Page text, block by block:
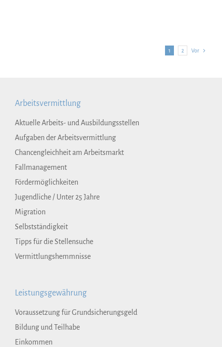
1 2 Vor
Arbeitsvermittlung
Aktuelle Arbeits- und Ausbildungsstellen
Aufgaben der Arbeitsvermittlung
Chancengleichheit am Arbeitsmarkt
Fallmanagement
Fördermöglichkeiten
Jugendliche / Unter 25 Jahre
Migration
Selbstständigkeit
Tipps für die Stellensuche
Vermittlungshemmnisse
Leistungsgewährung
Voraussetzung für Grundsicherungsgeld
Bildung und Teilhabe
Einkommen